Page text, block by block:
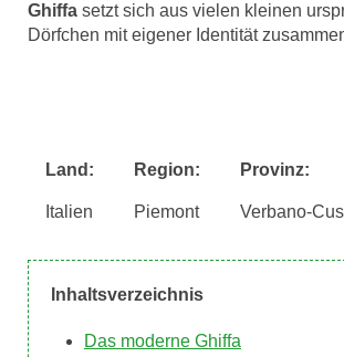
Ghiffa setzt sich aus vielen kleinen
Dörfchen mit eigener Identität
Land:
Italien
Region:
Piemont
Provinz:
Verbano-
Inhaltsverzeichnis
Das moderne Ghiffa